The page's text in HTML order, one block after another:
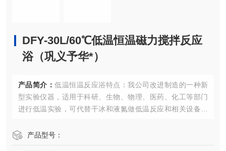
DFY-30L/60℃低温恒温磁力搅拌反应
浴（巩义予华*）
产品简介： 低温恒温反应浴特点：我公司改进制造的一种新
型实验仪器，适用于科研、生物、物理、医药、化工等部门
进行低温实验，可代替干冰和液氮做低温反应和相关设备提
底部装磁力搅拌，分两段搅拌，使不锈钢槽内温度更均匀，
产品型号：